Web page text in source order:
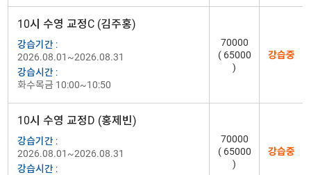
10시 수영 교정C (김주홍)
강습기간 :
2026.08.01~2026.08.31
강습시간 :
화수목금 10:00~10:50
70000
( 65000
)
강습중
10시 수영 교정D (홍제빈)
강습기간 :
2026.08.01~2026.08.31
강습시간 :
70000
( 65000
)
강습중